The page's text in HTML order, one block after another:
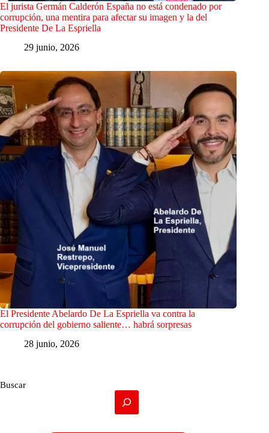
El jurista Germán Calderón España no está condenado por
corrupción, una mentira para afectar su imagen y la del
Presidente De La Espriella
29 junio, 2026
El Presidente Abelardo De La Espriella va contra la
corrupción del gobierno saliente… habrá sorpresas
28 junio, 2026
Buscar